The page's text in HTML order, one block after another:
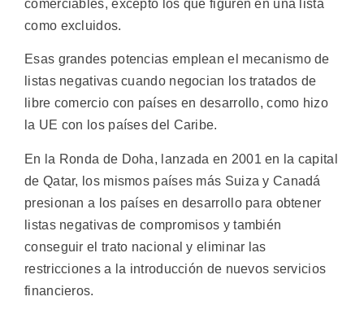
comerciables, excepto los que figuren en una lista
como excluidos.
Esas grandes potencias emplean el mecanismo de
listas negativas cuando negocian los tratados de
libre comercio con países en desarrollo, como hizo
la UE con los países del Caribe.
En la Ronda de Doha, lanzada en 2001 en la capital
de Qatar, los mismos países más Suiza y Canadá
presionan a los países en desarrollo para obtener
listas negativas de compromisos y también
conseguir el trato nacional y eliminar las
restricciones a la introducción de nuevos servicios
financieros.